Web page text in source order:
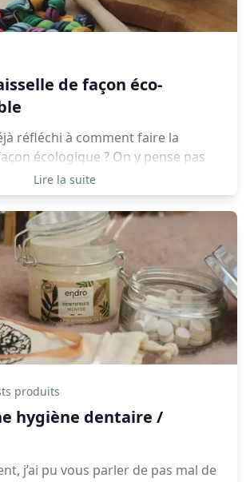
de façon éco-
réfléchi à comment faire la
écologique ? On y pense pas
pourtant il existe des gestes
au quotidien.
Lire la suite
produits
hygiène dentaire /
j’ai pu vous parler de pas mal de